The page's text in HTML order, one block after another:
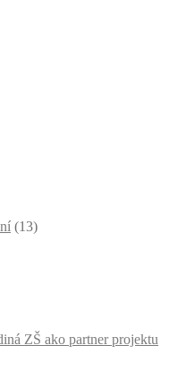
(13)
ZŠ ako partner projektu